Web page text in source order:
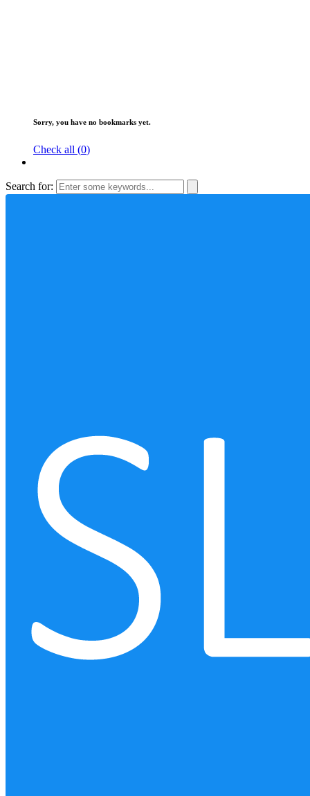
Sorry, you have no bookmarks yet.
Check all (0)
Search for: